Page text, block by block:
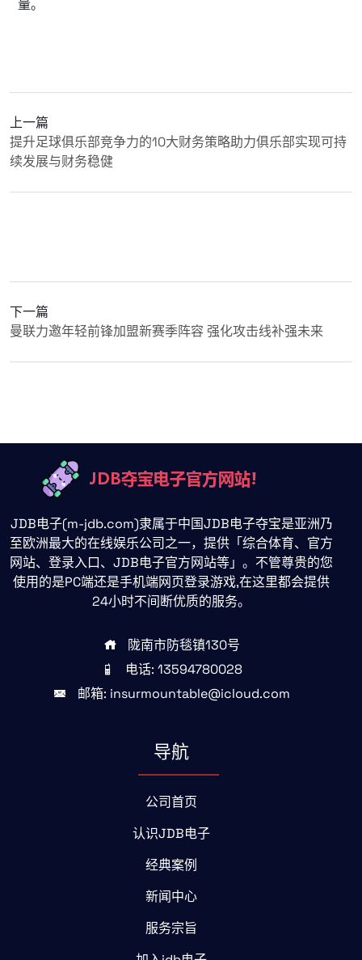
量。
上一篇
提升足球俱乐部竞争力的10大财务策略助力俱乐部实现可持
续发展与财务稳健
下一篇
曼联力邀年轻前锋加盟新赛季阵容 强化攻击线补强未来
JDB电子(m-jdb.com)隶属于中国JDB电子夺宝是亚洲乃
至欧洲最大的在线娱乐公司之一，提供「综合体育、官方
网站、登录入口、JDB电子官方网站等」。不管尊贵的您
使用的是PC端还是手机端网页登录游戏,在这里都会提供
24小时不间断优质的服务。
陇南市防毯镇130号
电话: 13594780028
邮箱: insurmountable@icloud.com
导航
公司首页
认识JDB电子
经典案例
新闻中心
服务宗旨